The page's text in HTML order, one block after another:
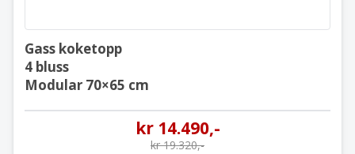
Gass koketopp
4 bluss
Modular 70×65 cm
kr14.490,-
kr19.320,-